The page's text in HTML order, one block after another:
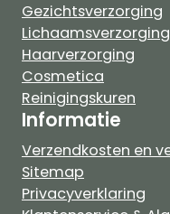
Gezichtsverzorging
Lichaamsverzorging
Haarverzorging
Cosmetica
Reinigingskuren
Informatie
Verzendkosten en
Sitemap
Privacyverklaring